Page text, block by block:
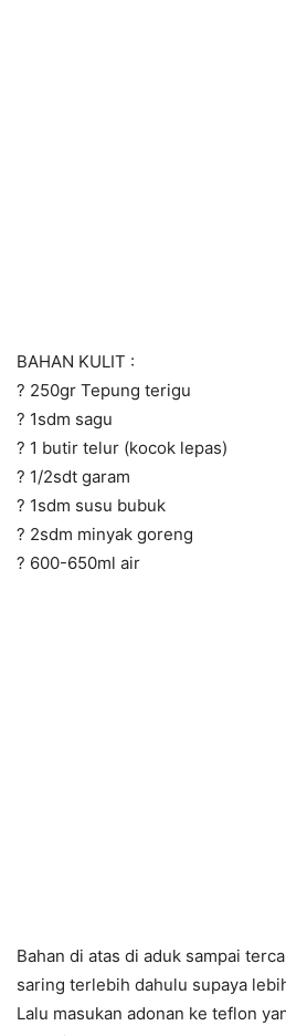
BAHAN KULIT :
? 250gr Tepung terigu
? 1sdm sagu
? 1 butir telur (kocok lepas)
? 1/2sdt garam
? 1sdm susu bubuk
? 2sdm minyak goreng
? 600-650ml air
Bahan di atas di aduk sampai
saring terlebih dahulu supaya
Lalu masukan adonan ke teflon